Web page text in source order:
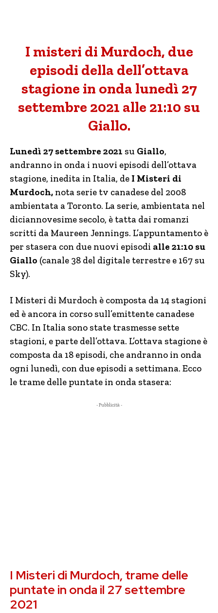
I misteri di Murdoch, due
episodi della dell’ottava
stagione in onda lunedì 27
settembre 2021 alle 21:10 su
Giallo.
Lunedì 27 settembre 2021 su Giallo,
andranno in onda i nuovi episodi dell’ottava
stagione, inedita in Italia, de I Misteri di
Murdoch, nota serie tv canadese del 2008
ambientata a Toronto. La serie, ambientata nel
diciannovesime secolo, è tatta dai romanzi
scritti da Maureen Jennings. L’appuntamento è
per stasera con due nuovi episodi alle 21:10 su
Giallo (canale 38 del digitale terrestre e 167 su
Sky).
I Misteri di Murdoch è composta da 14 stagioni
ed è ancora in corso sull’emittente canadese
CBC. In Italia sono state trasmesse sette
stagioni, e parte dell’ottava. L’ottava stagione è
composta da 18 episodi, che andranno in onda
ogni lunedì, con due episodi a settimana. Ecco
le trame delle puntate in onda stasera:
- Pubblicità -
I Misteri di Murdoch, trame delle
puntate in onda il 27 settembre
2021